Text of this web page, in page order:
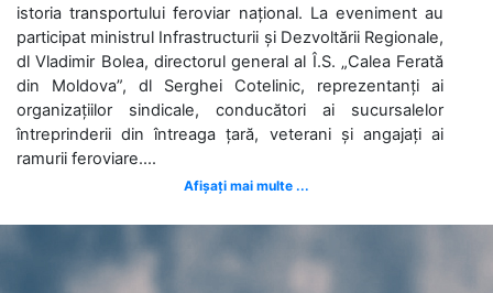
istoria transportului feroviar național. La eveniment au
participat ministrul Infrastructurii și Dezvoltării Regionale,
dl Vladimir Bolea, directorul general al Î.S. „Calea Ferată
din Moldova”, dl Serghei Cotelinic, reprezentanți ai
organizațiilor sindicale, conducători ai sucursalelor
întreprinderii din întreaga țară, veterani și angajați ai
ramurii feroviare....
Afișați mai multe ...